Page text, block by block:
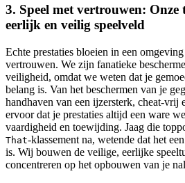
3. Speel met vertrouwen: Onze
eerlijk en veilig speelveld
Echte prestaties bloeien in een
vertrouwen. We zijn fanatieke
veiligheid, omdat we weten dat je
belang is. Van het beschermen van je
handhaven van een ijzersterk, cheat-vrij
ervoor dat je prestaties altijd een ware
vaardigheid en toewijding. Jaag die
That-klassement na, wetende dat het
is. Wij bouwen de veilige, eerlijke
concentreren op het opbouwen van je